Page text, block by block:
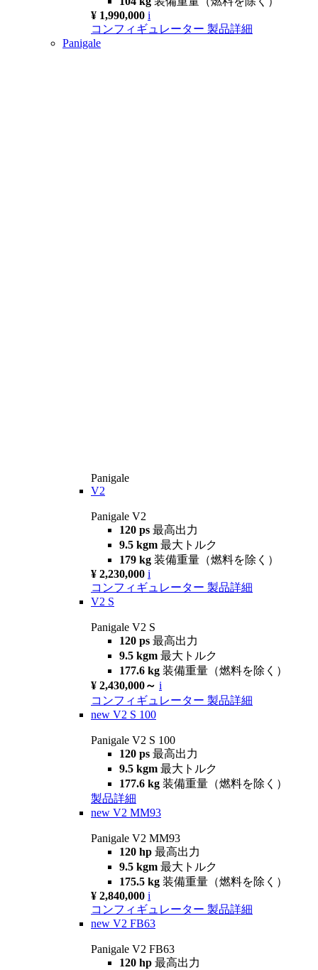
¥ 1,990,000 i
コンフィギュレーター 製品詳細
Panigale
Panigale
V2
Panigale V2
120 ps 最高出力
9.5 kgm 最大トルク
179 kg 装備重量（燃料を除く）
¥ 2,230,000 i
コンフィギュレーター 製品詳細
V2 S
Panigale V2 S
120 ps 最高出力
9.5 kgm 最大トルク
177.6 kg 装備重量（燃料を除く）
¥ 2,430,000～ i
コンフィギュレーター 製品詳細
new V2 S 100
Panigale V2 S 100
120 ps 最高出力
9.5 kgm 最大トルク
177.6 kg 装備重量（燃料を除く）
製品詳細
new V2 MM93
Panigale V2 MM93
120 hp 最高出力
9.5 kgm 最大トルク
175.5 kg 装備重量（燃料を除く）
¥ 2,840,000 i
コンフィギュレーター 製品詳細
new V2 FB63
Panigale V2 FB63
120 hp 最高出力